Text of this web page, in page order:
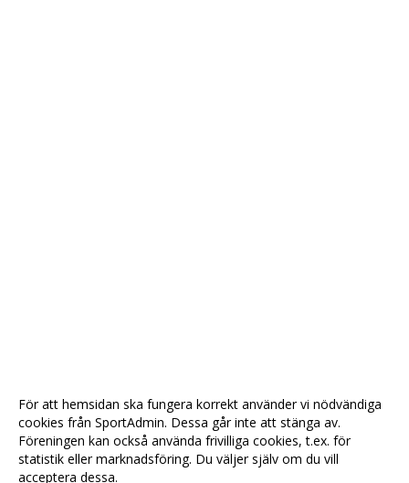
För att hemsidan ska fungera korrekt använder vi nödvändiga
cookies från SportAdmin. Dessa går inte att stänga av.
Föreningen kan också använda frivilliga cookies, t.ex. för
statistik eller marknadsföring. Du väljer själv om du vill
acceptera dessa.